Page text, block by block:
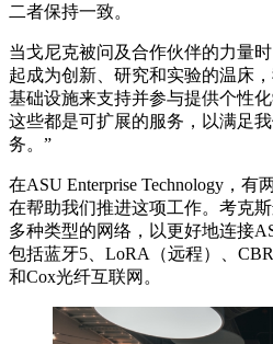
二者保持一致。
当戈尼克被问及合作伙伴的力量
起成为创新、研究和实验的温床
基础设施来支持并参与提供个性
这些都是可扩展的服务，以满足
务。”
在ASU Enterprise Technology，
在帮助我们推进这项工作。考克
多种类型的网络，以更好地连接
包括蓝牙5、LoRA（远程）、
和Cox光纤互联网。